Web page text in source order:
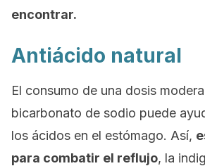
encontrar.
Antiácido natural
El consumo de una dosis
bicarbonato de sodio puede
los ácidos en el estómago. Así,
para combatir el reflujo, la